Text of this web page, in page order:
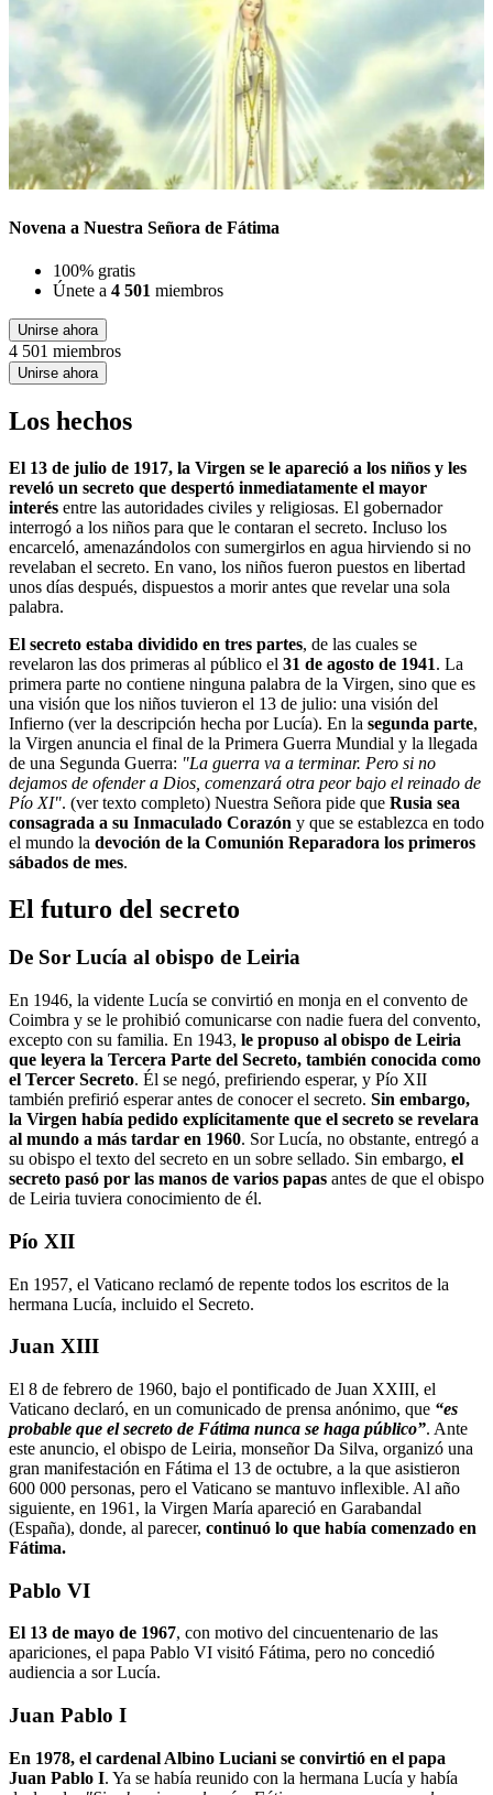
Novena a Nuestra Señora de Fátima
100% gratis
Únete a 4 501 miembros
Unirse ahora
4 501 miembros
Unirse ahora
Los hechos
El 13 de julio de 1917, la Virgen se le apareció a los niños y les
reveló un secreto que despertó inmediatamente el mayor
interés entre las autoridades civiles y religiosas. El gobernador
interrogó a los niños para que le contaran el secreto. Incluso los
encarceló, amenazándolos con sumergirlos en agua hirviendo si no
revelaban el secreto. En vano, los niños fueron puestos en libertad
unos días después, dispuestos a morir antes que revelar una sola
palabra.
El secreto estaba dividido en tres partes, de las cuales se
revelaron las dos primeras al público el 31 de agosto de 1941. La
primera parte no contiene ninguna palabra de la Virgen, sino que es
una visión que los niños tuvieron el 13 de julio: una visión del
Infierno (ver la descripción hecha por Lucía). En la segunda parte,
la Virgen anuncia el final de la Primera Guerra Mundial y la llegada
de una Segunda Guerra: "La guerra va a terminar. Pero si no
dejamos de ofender a Dios, comenzará otra peor bajo el reinado de
Pío XI". (ver texto completo) Nuestra Señora pide que Rusia sea
consagrada a su Inmaculado Corazón y que se establezca en todo
el mundo la devoción de la Comunión Reparadora los primeros
sábados de mes.
El futuro del secreto
De Sor Lucía al obispo de Leiria
En 1946, la vidente Lucía se convirtió en monja en el convento de
Coimbra y se le prohibió comunicarse con nadie fuera del convento,
excepto con su familia. En 1943, le propuso al obispo de Leiria
que leyera la Tercera Parte del Secreto, también conocida como
el Tercer Secreto. Él se negó, prefiriendo esperar, y Pío XII
también prefirió esperar antes de conocer el secreto. Sin embargo,
la Virgen había pedido explícitamente que el secreto se revelara
al mundo a más tardar en 1960. Sor Lucía, no obstante, entregó a
su obispo el texto del secreto en un sobre sellado. Sin embargo, el
secreto pasó por las manos de varios papas antes de que el obispo
de Leiria tuviera conocimiento de él.
Pío XII
En 1957, el Vaticano reclamó de repente todos los escritos de la
hermana Lucía, incluido el Secreto.
Juan XIII
El 8 de febrero de 1960, bajo el pontificado de Juan XXIII, el
Vaticano declaró, en un comunicado de prensa anónimo, que “es
probable que el secreto de Fátima nunca se haga público”. Ante
este anuncio, el obispo de Leiria, monseñor Da Silva, organizó una
gran manifestación en Fátima el 13 de octubre, a la que asistieron
600 000 personas, pero el Vaticano se mantuvo inflexible. Al año
siguiente, en 1961, la Virgen María apareció en Garabandal
(España), donde, al parecer, continuó lo que había comenzado en
Fátima.
Pablo VI
El 13 de mayo de 1967, con motivo del cincuentenario de las
apariciones, el papa Pablo VI visitó Fátima, pero no concedió
audiencia a sor Lucía.
Juan Pablo I
En 1978, el cardenal Albino Luciani se convirtió en el papa
Juan Pablo I. Ya se había reunido con la hermana Lucía y había